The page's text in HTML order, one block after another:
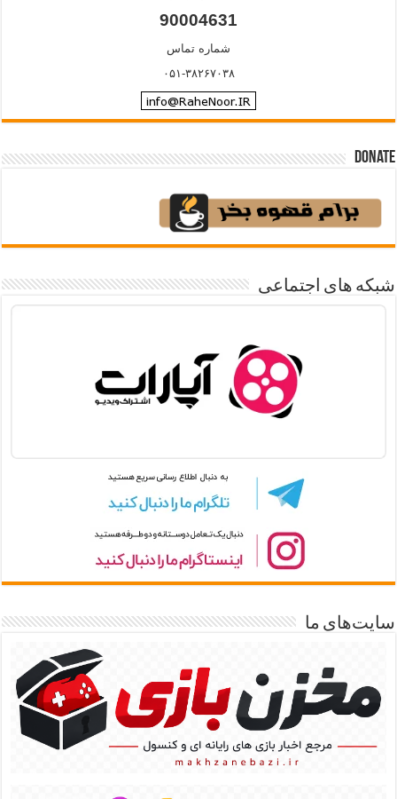
90004631
شماره تماس
۰۵۱-۳۸۲۶۷۰۳۸
Donate
شبکه های اجتماعی
سایت‌های ما